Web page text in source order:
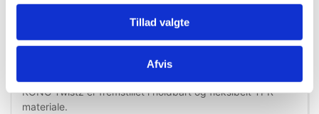
Tillad valgte
Afvis
Information Specifikationer
KONG Twistz er fremstillet i holdbart og fleksibelt TPR
materiale.